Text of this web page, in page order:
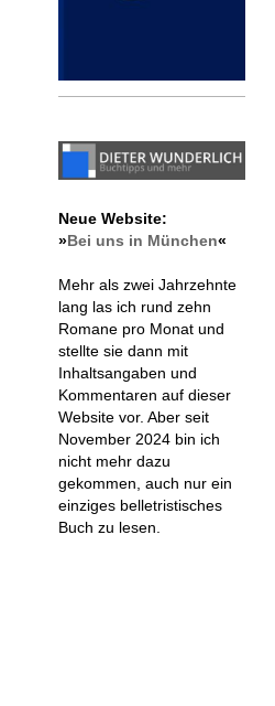
Neue Website:
»Bei uns in München«
Mehr als zwei Jahrzehnte
lang las ich rund zehn
Romane pro Monat und
stellte sie dann mit
Inhaltsangaben und
Kommentaren auf dieser
Website vor. Aber seit
November 2024 bin ich
nicht mehr dazu
gekommen, auch nur ein
einziges belletristisches
Buch zu lesen.